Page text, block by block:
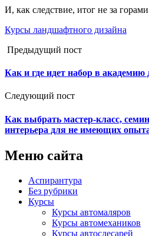
И, как следствие, итог не за
Курсы ландшафтного дизайна
Предыдущий пост
Как и где идет набор в академию
Следующий пост
Как выбрать мастер-класс,
интерьера для не имеющих
Меню сайта
Аспирантура
Без рубрики
Курсы
Курсы автомаляров
Курсы автомехаников
Курсы автослесарей